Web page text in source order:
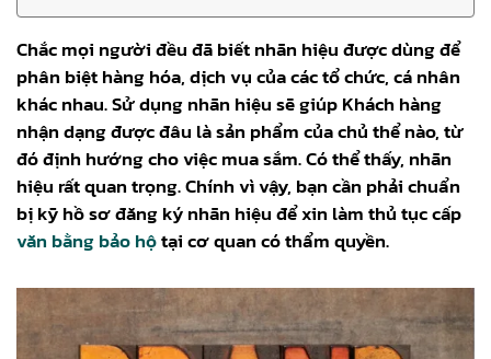
Chắc mọi người đều đã biết nhãn hiệu được dùng để
phân biệt hàng hóa, dịch vụ của các tổ chức, cá nhân
khác nhau. Sử dụng nhãn hiệu sẽ giúp Khách hàng
nhận dạng được đâu là sản phẩm của chủ thể nào, từ
đó định hướng cho việc mua sắm. Có thể thấy, nhãn
hiệu rất quan trọng. Chính vì vậy, bạn cần phải chuẩn
bị kỹ hồ sơ đăng ký nhãn hiệu để xin làm thủ tục cấp
văn bằng bảo hộtại cơ quan có thẩm quyền.